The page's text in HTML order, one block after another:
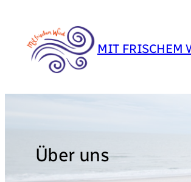
springen
MIT FRISCHEM
Über uns